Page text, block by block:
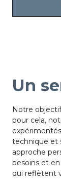
Un
Notre
pour cela,
technique et
approche
besoins et
qui reflètent